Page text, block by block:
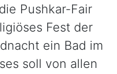
Pushkar-Fair
Fest der
ein Bad im
soll von allen